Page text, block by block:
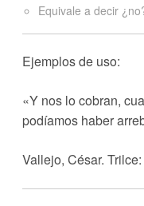
Equivale a decir
Ejemplos de uso:
«Y nos lo cobran,
podíamos haber
Vallejo, César.